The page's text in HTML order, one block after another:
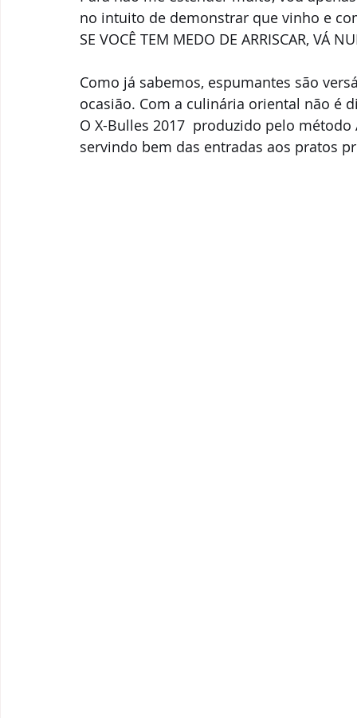
no intuito de demonstrar que vinho e
SE VOCÊ TEM MEDO DE ARRISCAR, VÁ
Como já sabemos, espumantes são
ocasião. Com a culinária oriental não é
O X-Bulles 2017  produzido pelo
servindo bem das entradas aos pratos